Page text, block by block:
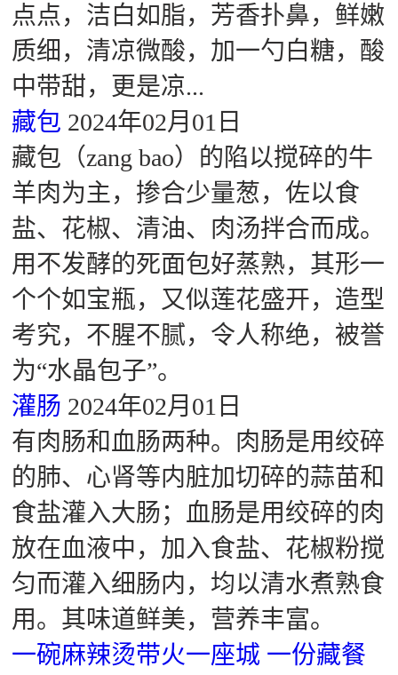
点点，洁白如脂，芳香扑鼻，鲜嫩
质细，清凉微酸，加一勺白糖，酸
中带甜，更是凉...
藏包 2024年02月01日
藏包（zang bao）的陷以搅碎的牛
羊肉为主，掺合少量葱，佐以食
盐、花椒、清油、肉汤拌合而成。
用不发酵的死面包好蒸熟，其形一
个个如宝瓶，又似莲花盛开，造型
考究，不腥不腻，令人称绝，被誉
为“水晶包子”。
灌肠 2024年02月01日
有肉肠和血肠两种。肉肠是用绞碎
的肺、心肾等内脏加切碎的蒜苗和
食盐灌入大肠；血肠是用绞碎的肉
放在血液中，加入食盐、花椒粉搅
匀而灌入细肠内，均以清水煮熟食
用。其味道鲜美，营养丰富。
一碗麻辣烫带火一座城 一份藏餐